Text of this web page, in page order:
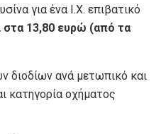
για ένα Ι.Χ. επιβατικό
στα 13,80 ευρώ (από τα
διοδίων ανά μετωπικό και
κατηγορία οχήματος